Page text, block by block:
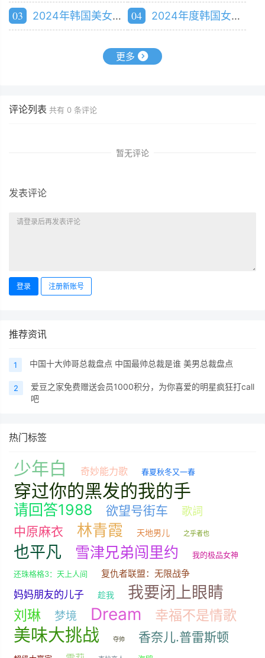
03 2024年韩国美女排行榜 04 2024年度韩国女明星人气排行榜
更多
评论列表 共有 0 条评论
暂无评论
发表评论
登录 注册新账号
推荐资讯
1 中国十大帅哥总裁盘点 中国最帅总裁是谁 美男总裁盘点
2
爱豆之家免费赠送会员1000积分，为你喜爱的明星疯狂打call
吧
热门标签
少年白 奇妙能力歌 春夏秋冬又一春
穿过你的黑发的我的手
请回答1988 欲望号街车 歌詞
中原麻衣 林青霞 天地男儿 之乎者也
也平凡 雪津兄弟闯里约
我的极品女神
还珠格格3：天上人间
复仇者联盟：无限战争
妈妈朋友的儿子 趁我 我要闭上眼睛
刘琳 梦境 Dream 幸福不是情歌
美味大挑战 夺帅 香奈儿.普雷斯顿